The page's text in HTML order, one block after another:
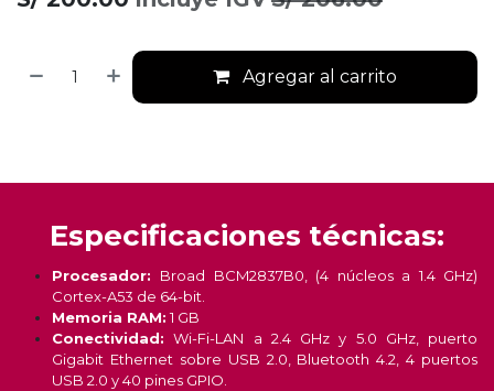
Agregar al carrito
Especificaciones técnicas:
Procesador: Broad BCM2837B0, (4 núcleos a 1.4 GHz)
Cortex-A53 de 64-bit.
Memoria RAM:1 GB
Conectividad: Wi-Fi-LAN a 2.4 GHz y 5.0 GHz, puerto
Gigabit Ethernet sobre USB 2.0, Bluetooth 4.2, 4 puertos
USB 2.0 y 40 pines GPIO.